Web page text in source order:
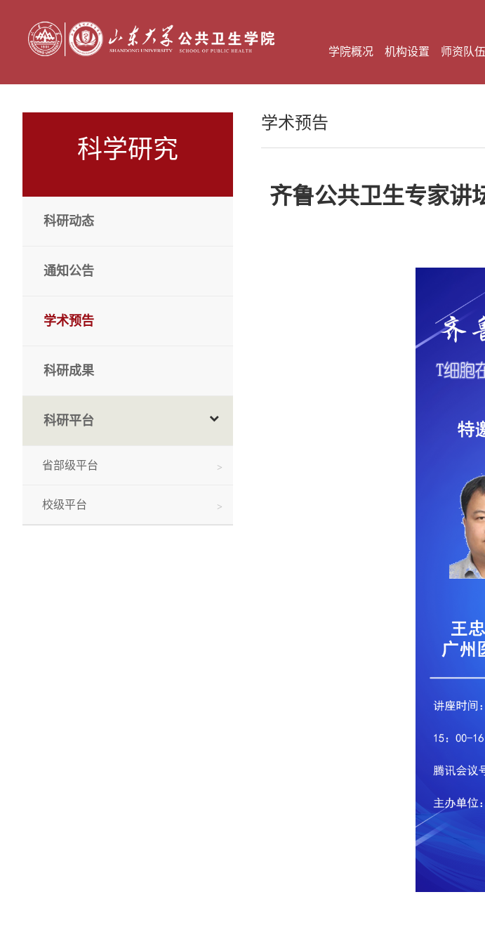
学院概况 机构设置 师资队伍
科学研究
科研动态
通知公告
学术预告
科研成果
科研平台
省部级平台
校级平台
学术预告
齐鲁公共卫生专家讲